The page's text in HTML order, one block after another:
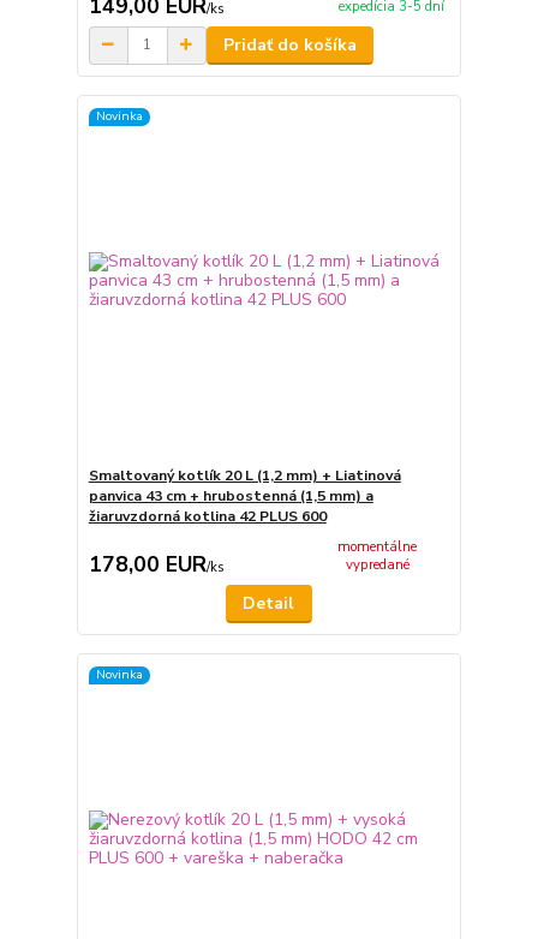
/ks expedícia 3-5 dní
Pridať do košíka
Novinka
Smaltovaný kotlík 20 L (1,2 mm) + Liatinová
panvica 43 cm + hrubostenná (1,5 mm) a
žiaruvzdorná kotlina 42 PLUS 600
178,00 EUR/ks
momentálne
vypredané
Detail
Novinka